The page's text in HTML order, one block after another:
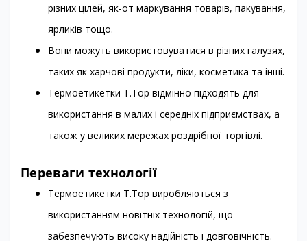
різних цілей, як-от маркування товарів, пакування,
ярликів тощо.
Вони можуть використовуватися в різних галузях,
таких як харчові продукти, ліки, косметика та інші.
Термоетикетки T.Top відмінно підходять для
використання в малих і середніх підприємствах, а
також у великих мережах роздрібної торгівлі.
Переваги технології
Термоетикетки T.Top виробляються з
використанням новітніх технологій, що
забезпечують високу надійність і довговічність.